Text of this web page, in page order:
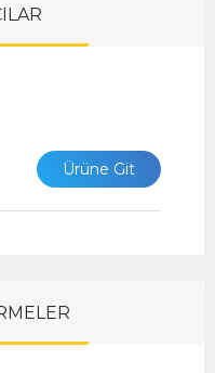
Ürüne Git